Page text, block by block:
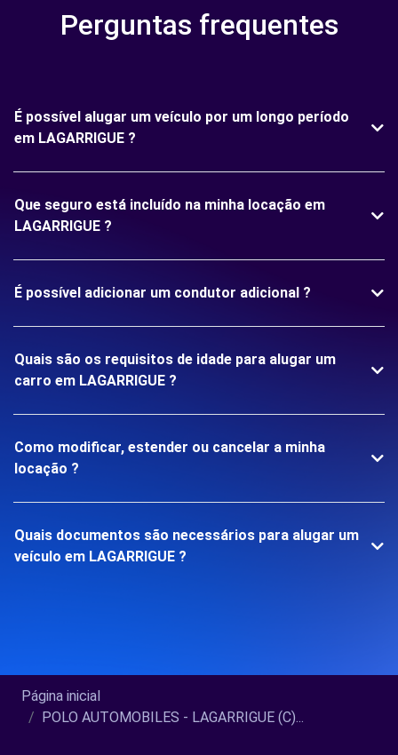
Perguntas frequentes
É possível alugar um veículo por um longo período
em LAGARRIGUE ?
Que seguro está incluído na minha locação em
LAGARRIGUE ?
É possível adicionar um condutor adicional ?
Quais são os requisitos de idade para alugar um
carro em LAGARRIGUE ?
Como modificar, estender ou cancelar a minha
locação ?
Quais documentos são necessários para alugar um
veículo em LAGARRIGUE ?
Página inicial
POLO AUTOMOBILES - LAGARRIGUE (C)...